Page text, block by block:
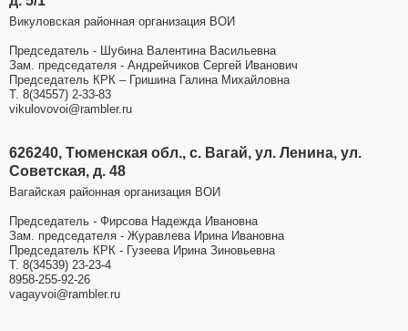
Викуловская районная организация ВОИ
Председатель - Шубина Валентина Васильевна
Зам. председателя - Андрейчиков Сергей Иванович
Председатель КРК – Гришина Галина Михайловна
Т. 8(34557) 2-33-83
vikulovovoi@rambler.ru
626240, Тюменская обл., с. Вагай, ул. Ленина, ул.
Советская, д. 48
Вагайская районная организация ВОИ
Председатель - Фирсова Надежда Ивановна
Зам. председателя - Журавлева Ирина Ивановна
Председатель КРК - Гузеева Ирина Зиновьевна
Т. 8(34539) 23-23-4
8958-255-92-26
vagayvoi@rambler.ru